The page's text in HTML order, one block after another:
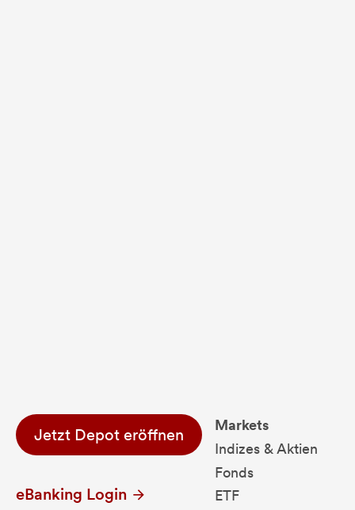
Jetzt Depot eröffnen
eBanking Login
Markets
Indizes & Aktien
Fonds
ETF